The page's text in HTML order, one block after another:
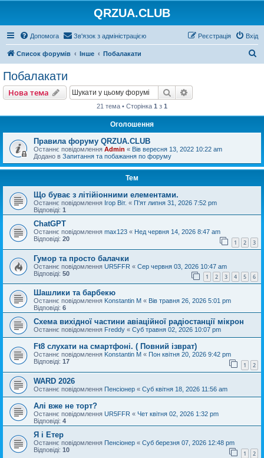
QRZUA.CLUB
Допомога Зв'язок з адміністрацією Вхід
Реєстрація
Список форумів Інше Побалакати
Побалакати
Нова тема Пошук
21 тема • Сторінка 1 з 1
Оголошення
Правила форуму QRZUA.CLUB
Останнє повідомлення Admin « Вів вересня 13, 2022 10:22 am
Додано в Запитання та побажання по форуму
Тем
Що буває з літійіонними елементами.
Останнє повідомлення Ігор Віт. « П'ят липня 31, 2026 7:52 pm
Відповіді: 1
ChatGPT
Останнє повідомлення max123 « Нед червня 14, 2026 8:47 am
Відповіді: 20 1 2 3
Гумор та просто балачки
Останнє повідомлення UR5FFR « Сер червня 03, 2026 10:47 am
Відповіді: 50 1 2 3 4 5 6
Шашлики та барбекю
Останнє повідомлення Konstantin M « Вів травня 26, 2026 5:01 pm
Відповіді: 6
Схема вихідної частини авіаційної радіостанції мікрон
Останнє повідомлення Freddy « Суб травня 02, 2026 10:07 pm
Ft8 слухати на смартфоні. ( Повний ізврат)
Останнє повідомлення Konstantin M « Пон квітня 20, 2026 9:42 pm
Відповіді: 17 1 2
WARD 2026
Останнє повідомлення Пенсіонер « Суб квітня 18, 2026 11:56 am
Алі вже не торт?
Останнє повідомлення UR5FFR « Чет квітня 02, 2026 1:32 pm
Відповіді: 4
Я і Етер
Останнє повідомлення Пенсіонер « Суб березня 07, 2026 12:48 pm
Відповіді: 10 1 2